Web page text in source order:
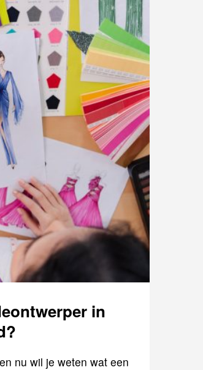
in
nu wil je weten wat een